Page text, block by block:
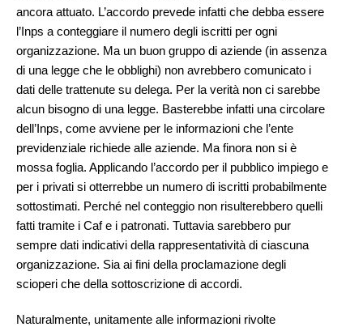
ancora attuato. L’accordo prevede infatti che debba essere
l’Inps a conteggiare il numero degli iscritti per ogni
organizzazione. Ma un buon gruppo di aziende (in assenza
di una legge che le obblighi) non avrebbero comunicato i
dati delle trattenute su delega. Per la verità non ci sarebbe
alcun bisogno di una legge. Basterebbe infatti una circolare
dell’Inps, come avviene per le informazioni che l’ente
previdenziale richiede alle aziende. Ma finora non si è
mossa foglia. Applicando l’accordo per il pubblico impiego e
per i privati si otterrebbe un numero di iscritti probabilmente
sottostimati. Perché nel conteggio non risulterebbero quelli
fatti tramite i Caf e i patronati. Tuttavia sarebbero pur
sempre dati indicativi della rappresentatività di ciascuna
organizzazione. Sia ai fini della proclamazione degli
scioperi che della sottoscrizione di accordi.
Naturalmente, unitamente alle informazioni rivolte